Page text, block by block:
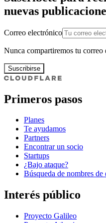
nuevas
Correo electrónico
Nunca compartiremos tu correo
Suscribirse
Primeros pasos
Planes
Te ayudamos
Partners
Encontrar un socio
Startups
¿Bajo ataque?
Búsqueda de nombres
Interés público
Proyecto Galileo